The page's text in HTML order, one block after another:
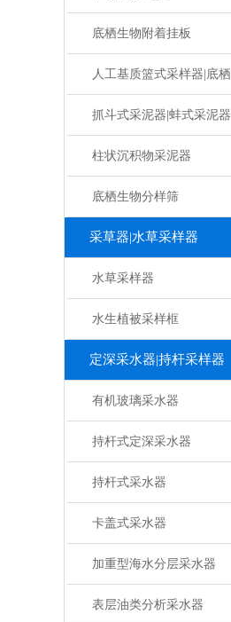
底栖生物附着挂板
抓斗式采泥器|蚌式采泥器
柱状沉积物采泥器
底栖生物分样筛
采草器|水草采样器
水草采样器
水生植被采样框
定深采水器|持杆采样器
有机玻璃采水器
持杆式定深采水器
持杆式采水器
卡盖式采水器
加重型海水分层采水器
表层油类分析采水器